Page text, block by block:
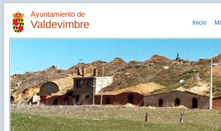
Ayuntamiento de
Valdevimbre Inicio